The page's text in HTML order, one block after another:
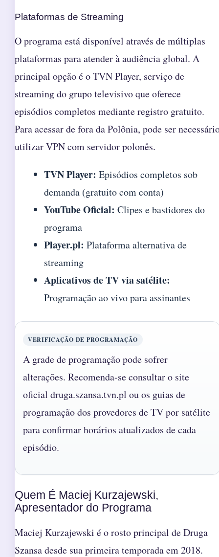
Plataformas de Streaming
O programa está disponível através de múltiplas
plataformas para atender à audiência global. A
principal opção é o TVN Player, serviço de
streaming do grupo televisivo que oferece
episódios completos mediante registro gratuito.
Para acessar de fora da Polônia, pode ser
utilizar VPN com servidor polonês.
TVN Player: Episódios completos sob
demanda (gratuito com conta)
YouTube Oficial: Clipes e bastidores do
programa
Player.pl: Plataforma alternativa de
streaming
Aplicativos de TV via satélite:
Programação ao vivo para assinantes
VERIFICAÇÃO DE PROGRAMAÇÃO
A grade de programação pode sofrer
alterações. Recomenda-se consultar o site
oficial druga.szansa.tvn.pl ou os guias de
programação dos provedores de TV por satélite
para confirmar horários atualizados de cada
episódio.
Quem É Maciej Kurzajewski,
Apresentador do Programa
Maciej Kurzajewski é o rosto principal de Druga
Szansa desde sua primeira temporada em 2018.